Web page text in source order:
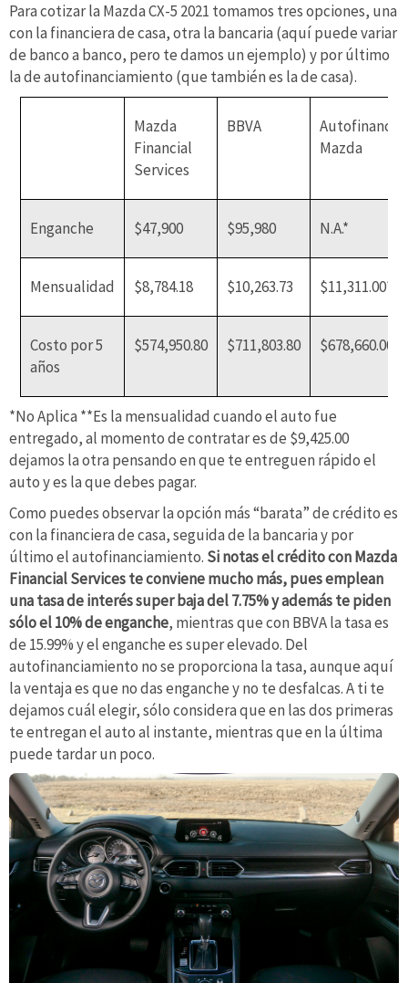
Para cotizar la Mazda CX-5 2021 tomamos tres opciones, una
con la financiera de casa, otra la bancaria (aquí puede variar
de banco a banco, pero te damos un ejemplo) y por último
la de autofinanciamiento (que también es la de casa).
Mazda
Financial
Services
BBVA
Mazda
Enganche $47,900 $95,980 N.A.*
Mensualidad $8,784.18 $10,263.73 $11,311.00**
Costo por 5
años
$574,950.80 $711,803.80 $678,660.00
*No Aplica **Es la mensualidad cuando el auto fue
entregado, al momento de contratar es de $9,425.00
dejamos la otra pensando en que te entreguen rápido el
auto y es la que debes pagar.
Como puedes observar la opción más “barata” de crédito es
con la financiera de casa, seguida de la bancaria y por
último el autofinanciamiento. Si notas el crédito con Mazda
Financial Services te conviene mucho más, pues emplean
una tasa de interés super baja del 7.75% y además te piden
sólo el 10% de enganche, mientras que con BBVA la tasa es
de 15.99% y el enganche es super elevado. Del
autofinanciamiento no se proporciona la tasa, aunque aquí
la ventaja es que no das enganche y no te desfalcas. A ti te
dejamos cuál elegir, sólo considera que en las dos primeras
te entregan el auto al instante, mientras que en la última
puede tardar un poco.